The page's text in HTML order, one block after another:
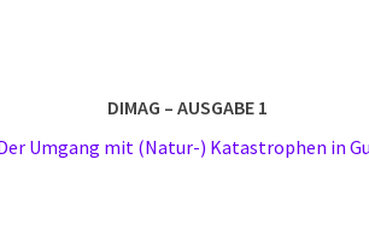
DIMAG – AUSGABE 1
Umgang mit (Natur-) Katastrophen in